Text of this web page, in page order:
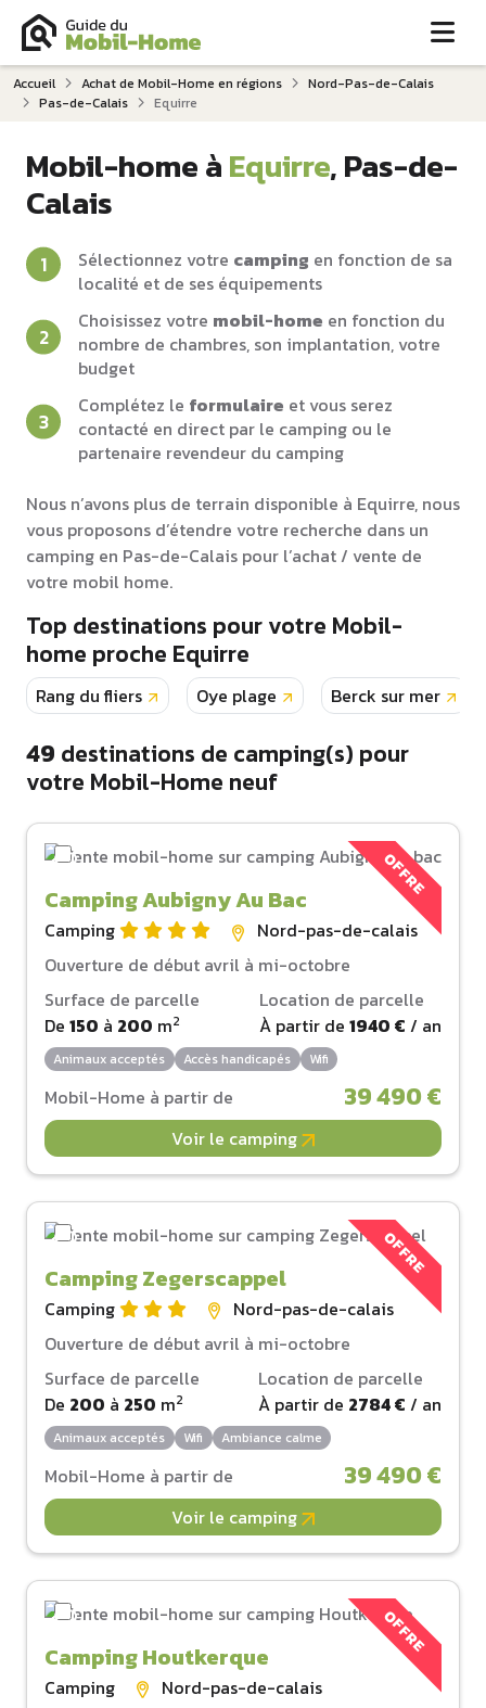
Accueil Achat de Mobil-Home en régions
Nord-Pas-de-Calais
Pas-de-Calais
Equirre
Mobil-home àEquirre, Pas-de-
Calais
Sélectionnez votre camping en fonction de sa
localité et de ses équipements
Choisissez votre mobil-home en fonction du
nombre de chambres, son implantation, votre
budget
Complétez le formulaire et vous serez
contacté en direct par le camping ou le
partenaire revendeur du camping
Nous n’avons plus de terrain disponible à Equirre, nous
vous proposons d’étendre votre recherche dans un
camping en Pas-de-Calais pour l’achat / vente de
votre mobil home.
Top destinations pour votre Mobil-
home proche Equirre
Rang du fliers Oye plage Berck sur mer
49 destinations de camping(s) pour
votre Mobil-Home neuf
OFFRE
Camping Aubigny Au Bac
Camping
Nord-pas-de-calais
Ouverture de début avril à mi-octobre
Surface de parcelle
De 150 à 200 m2
Location de parcelle
À partir de 1940 € / an
Animaux acceptés Accès handicapés Wifi
Mobil-Home à partir de 39 490 €
Voir le camping
OFFRE
Camping Zegerscappel
Camping
Nord-pas-de-calais
Ouverture de début avril à mi-octobre
Surface de parcelle
De 200 à 250 m2
Location de parcelle
À partir de 2784 € / an
Animaux acceptés Wifi Ambiance calme
Mobil-Home à partir de 39 490 €
Voir le camping
OFFRE
Camping Houtkerque
Camping
Nord-pas-de-calais